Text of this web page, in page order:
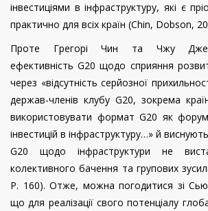
інвестиціями в інфраструктуру, які є
практично для всіх країн (Chin, Dobson,
Проте Грегорі Чин та Чжу
ефективністьG20 щодо сприяння
через «відсутність серйозної
держав-членів клубу G20, зокрема
використовувати формат G20 як
інвестицій в інфраструктуру…» й
G20 щодо інфраструктури не
колективного бачення та групових
P. 160). Отже, можна погодитися зі
що для реалізації свого потенціалу